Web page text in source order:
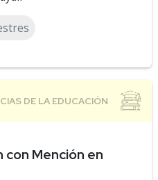
con Mención en